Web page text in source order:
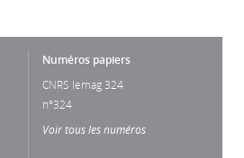
Numéros papiers
CNRS lemag 324
n°324
Voir tous les numéros